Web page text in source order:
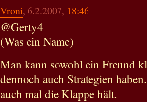
Vroni, 6.2.2007, 18:46
@Gerty4
(Was ein Name)
Man kann sowohl ein Freund
dennoch auch Strategien
auch mal die Klappe hält.